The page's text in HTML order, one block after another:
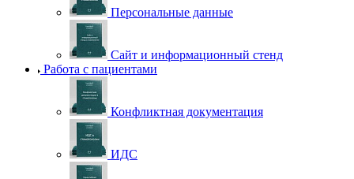
Персональные данные
Сайт и информационный стенд
Работа с пациентами
Конфликтная документация
ИДС